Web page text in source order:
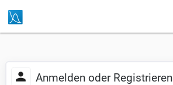
Anmelden oder Registrieren